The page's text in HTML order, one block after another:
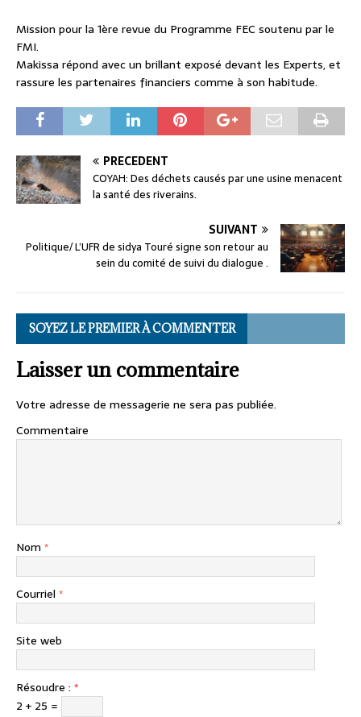
Mission pour la 1ère revue du Programme FEC soutenu par le
FMI.
Makissa répond avec un brillant exposé devant les Experts, et
rassure les partenaires financiers comme à son habitude.
PRÉCÉDENT
COYAH: Des déchets causés par une usine menacent
la santé des riverains.
SUIVANT
Politique/ L’UFR de sidya Touré signe son retour au
sein du comité de suivi du dialogue .
SOYEZ LE PREMIER À COMMENTER
Laisser un commentaire
Votre adresse de messagerie ne sera pas publiée.
Commentaire
Nom *
Courriel *
Site web
Résoudre : *
2 + 25 =